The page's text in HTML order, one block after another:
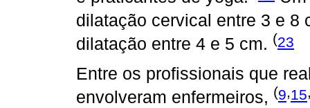
dilatação cervical entre 3 e 8
dilatação entre 4 e 5 cm. (23
Entre os profissionais que
envolveram enfermeiros, (9,15